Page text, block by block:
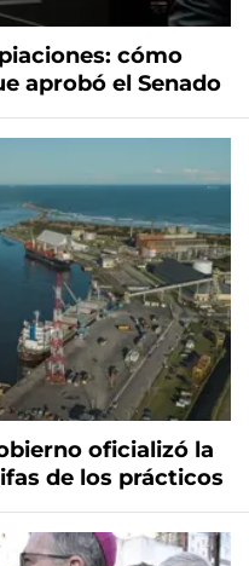
cómo
aprobó el Senado
oficializó la
de los prácticos